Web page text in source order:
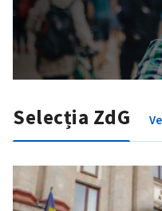
Selecția ZdG